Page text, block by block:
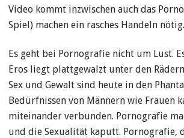
Video kommt inzwischen auch das
Spiel) machen ein rasches Handeln nötig.
Es geht bei Pornografie nicht um Lust.
Eros liegt plattgewalzt unter den
Sex und Gewalt sind heute in den
Bedürfnissen von Männern wie Frauen
miteinander verbunden. Pornografie
und die Sexualität kaputt. Pornografie,